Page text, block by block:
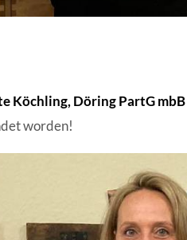
Köchling, Döring PartG mbB
worden!